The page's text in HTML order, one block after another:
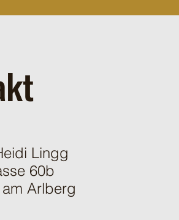
Lingg
60b
Arlberg